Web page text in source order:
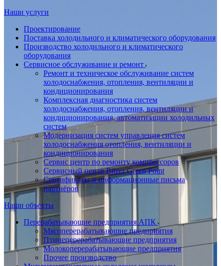
Наши услуги
Проектирование
Поставка холодильного и климатического оборудования
Производство холодильного и климатического
оборудования
Сервисное обслуживание и ремонт
Ремонт и техническое обслуживание систем
холодоснабжения, отопления, вентиляции и
кондиционирования
Комплексная диагностика систем
холодоснабжения, отопления, вентиляции и
кондиционирования, автоматизации холодильных
систем
Модернизация систем управления систем
холодоснабжения отопления, вентиляции и
кондиционирования
Сервис центр по ремонту компрессоров
Сервисный центр Bitzer Green Point
Сертификаты и информационные письма
партнёров
Наши объекты
Перерабатывающие предприятия АПК
Мясоперерабатывающие предприятия
Птицеперерабатывающие предприятия
Молокоперерабатывающие предприятия
Прочее производство